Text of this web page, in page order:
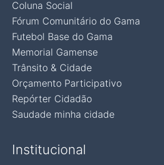
Coluna Social
Fórum Comunitário do Gama
Futebol Base do Gama
Memorial Gamense
Trânsito & Cidade
Orçamento Participativo
Repórter Cidadão
Saudade minha cidade
Institucional